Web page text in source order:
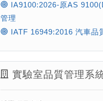
IA9100:2026-原AS
管理
IATF 16949:2016 汽車品
實驗室品質管理系